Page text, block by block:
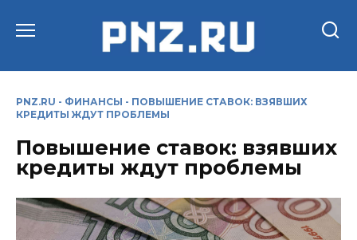
PNZ.RU - ФИНАНСЫ - ПОВЫШЕНИЕ СТАВОК: ВЗЯВШИХ
КРЕДИТЫ ЖДУТ ПРОБЛЕМЫ
Повышение ставок: взявших
кредиты ждут проблемы